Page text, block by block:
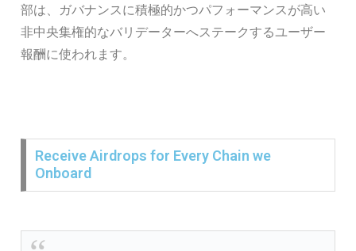
部は、ガバナンスに積極的かつパフォーマンスが高い
非中央集権的なバリデーターへステークするユーザー
報酬に使われます。
Receive Airdrops for Every Chain we
Onboard